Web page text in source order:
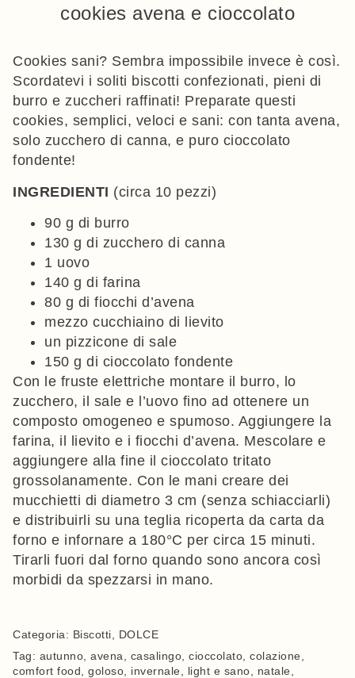
cookies avena e cioccolato
Cookies sani? Sembra impossibile invece è così.
Scordatevi i soliti biscotti confezionati, pieni di
burro e zuccheri raffinati! Preparate questi
cookies, semplici, veloci e sani: con tanta avena,
solo zucchero di canna, e puro cioccolato
fondente!
INGREDIENTI (circa 10 pezzi)
90 g di burro
130 g di zucchero di canna
1 uovo
140 g di farina
80 g di fiocchi d’avena
mezzo cucchiaino di lievito
un pizzicone di sale
150 g di cioccolato fondente
Con le fruste elettriche montare il burro, lo
zucchero, il sale e l’uovo fino ad ottenere un
composto omogeneo e spumoso. Aggiungere la
farina, il lievito e i fiocchi d’avena. Mescolare e
aggiungere alla fine il cioccolato tritato
grossolanamente. Con le mani creare dei
mucchietti di diametro 3 cm (senza schiacciarli)
e distribuirli su una teglia ricoperta da carta da
forno e infornare a 180°C per circa 15 minuti.
Tirarli fuori dal forno quando sono ancora così
morbidi da spezzarsi in mano.
Categoria: Biscotti
DOLCE
Tag: autunno avena casalingo cioccolato colazione
comfort food
goloso invernale light e sano natale